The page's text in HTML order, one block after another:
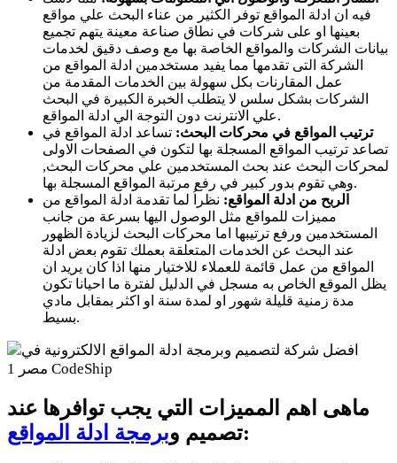
فيه ان ادلة المواقع توفر الكثير من عناء البحث علي مواقع
بعينها او على شركات في نطاق صناعة معينة يتهم تجميع
بيانات الشركات والمواقع الخاصة بها مع وصف دقيق لخدمات
الشركة التى تقدمها مما يفيد مستخدمين ادلة المواقع من
عمل المقارنات بكل سهولة بين الخدمات المقدمة من
الشركات بشكل سلس لا يتطلب الخبرة الكبيرة في البحث
علي الانترنت دون التوجة الي ادلة المواقع.
ترتيب المواقع في محركات البحث: تساعد ادلة المواقع في
تصاعد ترتيب المواقع المسجلة بها لتكون في الصفحات الاولى
لمحركات البحث عند بحث المستخدمين علي محركات البحث,
وهي تقوم بدور كبير في رفع مرتبة المواقع المسجلة بها.
الربح من ادلة المواقع: نظراُ لما تقدمة ادلة المواقع من
مميزات للمواقع مثل الوصول اليها بسرعة من جانب
المستخدمين ورفع ترتيبها اما محركات البحث لزيادة الظهور
عند البحث عن الخدمات المتعلقة بعملك تقوم بعض ادلة
المواقع من عمل قائمة للعملاء للاختيار منها اذا كان يريد ان
يظل الموقع الخاص به مسجل في الدليل لفترة ما احيانا تكون
مدة زمنية قليلة شهور او لمدة سنة او اكثر بمقابل مادي
بسيط.
ماهى اهم المميزات التي يجب توافرها عند
تصميم وبرمجة ادلة المواقع :